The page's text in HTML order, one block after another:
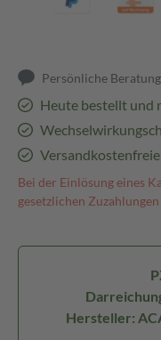
Persönliche Beratung
Heute bestellt und
Bei der Einlösung eines
gesetzlichen
Hersteller: